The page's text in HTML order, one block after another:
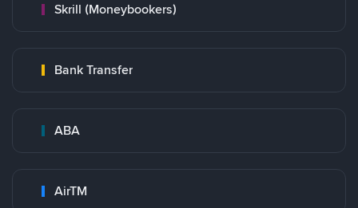
Skrill (Moneybookers)
Bank Transfer
ABA
AirTM